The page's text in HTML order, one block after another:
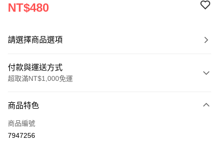
NT$480
請選擇商品選項
付款與運送方式
超取滿NT$1,000免運
信用卡一次付款
超商取貨付款
商品特色
商品編號
7947256